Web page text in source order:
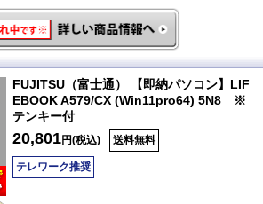
FUJITSU（富士通） 【即納パソコン】LIF
EBOOK A579/CX (Win11pro64) 5N8 ※
テンキー付
20,801円(税込) 送料無料
テレワーク推奨